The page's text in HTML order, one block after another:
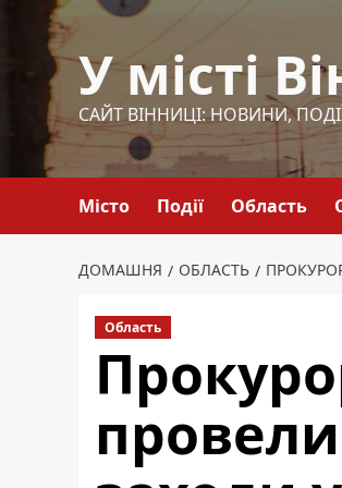
Перейти
У місті
САЙТ ВІННИЦІ: НОВИНИ,
Місто Події Область
ДОМАШНЯ ОБЛАСТЬ
Область